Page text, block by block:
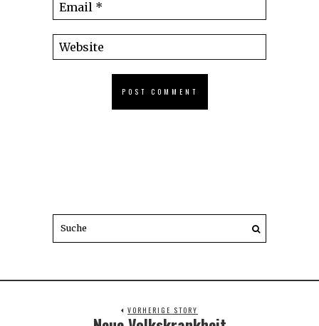
VORHERIGE STORY
Previous